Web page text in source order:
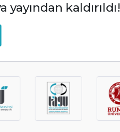
yayından kaldırıldı!